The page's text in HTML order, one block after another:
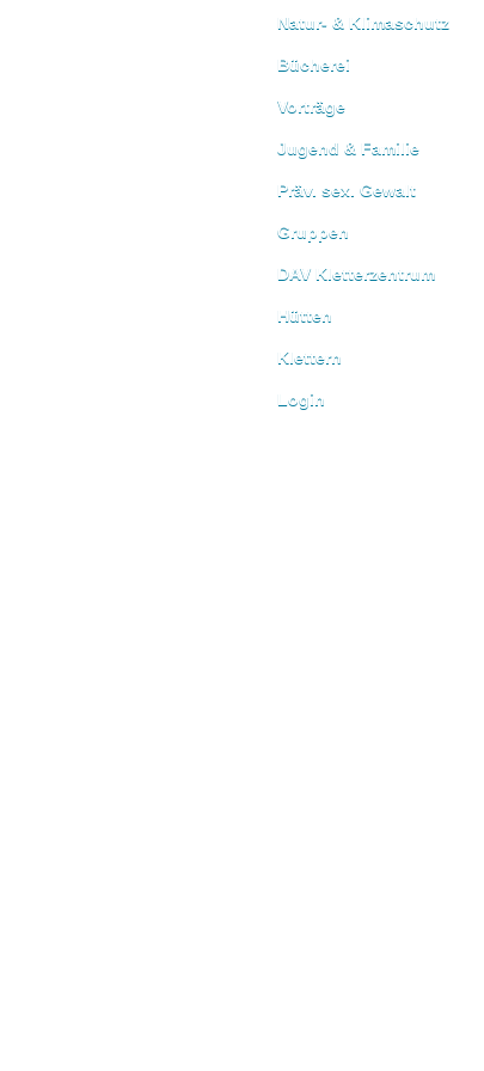
Natur- & Klimaschutz
Bücherei
Vorträge
Jugend & Familie
Präv. sex. Gewalt
Gruppen
DAV Kletterzentrum
Hütten
Klettern
Login